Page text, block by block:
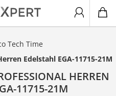
Tech Time
Edelstahl EGA-11715-21M
HERREN
11715-21M